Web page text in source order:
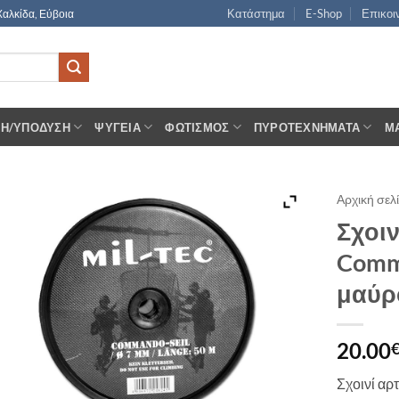
Εύβοια Κατάστημα E-Shop
ΥΠΌΔΥΣΗ ΨΥΓΕΊΑ ΦΩΤΙΣΜΌΣ ΠΥΡΟΤΕΧΝΉΜΑΤΑ
Αρχική
20.00€
Σχοινί